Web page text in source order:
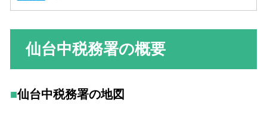
仙台中税務署の概要
仙台中税務署の地図